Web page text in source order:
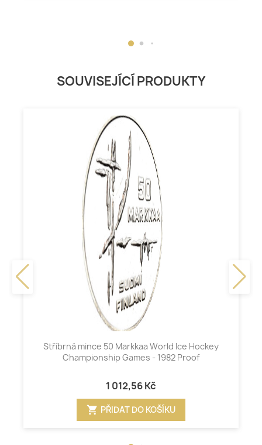
SOUVISEJÍCÍ PRODUKTY
Stříbrná mince 50 Markkaa World Ice Hockey
Championship Games - 1982 Proof
1 012,56 Kč
shopping_cart PŘIDAT DO KOŠÍKU